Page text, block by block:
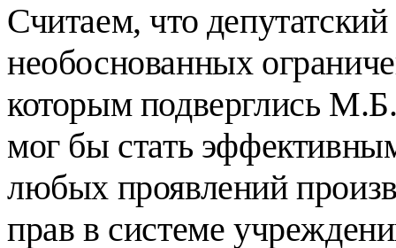
Считаем, что
необоснованных
которым подверглись
мог бы стать
любых проявлений
прав в системе